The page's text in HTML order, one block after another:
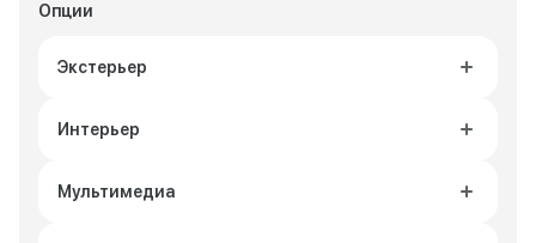
Опции
Экстерьер
Интерьер
Мультимедиа